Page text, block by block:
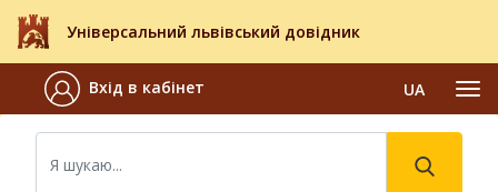
Універсальний львівський довідник
Вхід в кабінет UA